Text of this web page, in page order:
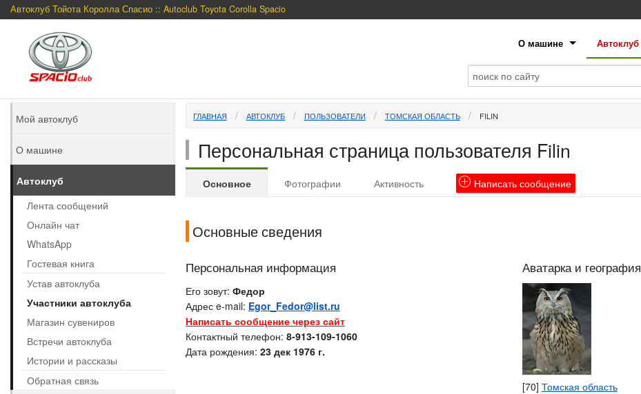
Автоклуб Тойота Королла Спасио :: Autoclub Toyota Corolla Spacio
О машине Автоклуб
ГЛАВНАЯ АВТОКЛУБ ПОЛЬЗОВАТЕЛИ ТОМСКАЯ ОБЛАСТЬ FILIN
Персональная страница пользователя Filin
Основное Фотографии Активность Написатьсообщение
Основные сведения
Персональная информация
Его зовут: Федор
Адрес e-mail: Egor_Fedor@list.ru
Написать сообщение через сайт
Контактный телефон: 8-913-109-1060
Дата рождения: 23 дек 1976 г.
Аватарка и география
[70] Томская область
Мой автоклуб
О машине
Автоклуб
Лента сообщений
Онлайн чат
WhatsApp
Гостевая книга
Устав автоклуба
Участники автоклуба
Магазин сувениров
Встречи автоклуба
Истории и рассказы
Обратная связь